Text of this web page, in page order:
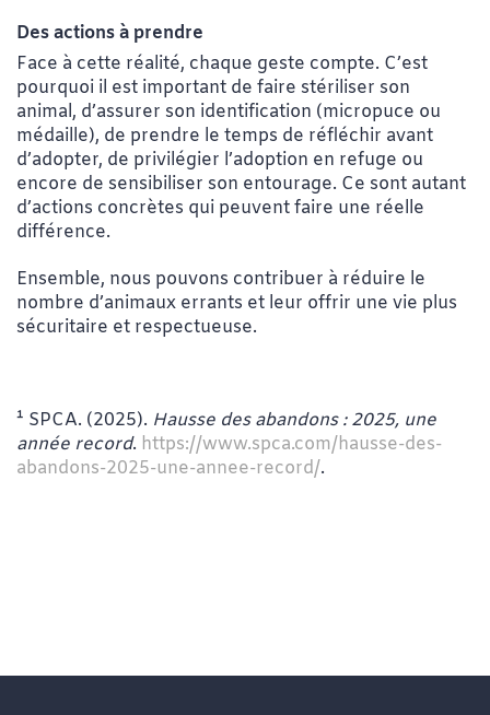
Des actions à prendre
Face à cette réalité, chaque geste compte. C’est
pourquoi il est important de faire stériliser son
animal, d’assurer son identification (micropuce ou
médaille), de prendre le temps de réfléchir avant
d’adopter, de privilégier l’adoption en refuge ou
encore de sensibiliser son entourage. Ce sont autant
d’actions concrètes qui peuvent faire une réelle
différence.
Ensemble, nous pouvons contribuer à réduire le
nombre d’animaux errants et leur offrir une vie plus
sécuritaire et respectueuse.
¹ SPCA. (2025). Hausse des abandons : 2025, une
année record. https://www.spca.com/hausse-des-
abandons-2025-une-annee-record/.